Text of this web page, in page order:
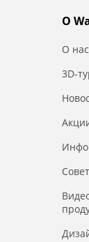
О
О нас
3D-